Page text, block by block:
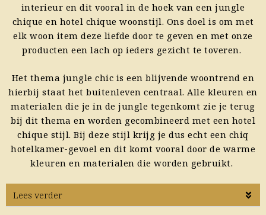
interieur en dit vooral in de hoek van een jungle
chique en hotel chique woonstijl. Ons doel is om met
elk woon item deze liefde door te geven en met onze
producten een lach op ieders gezicht te toveren.
Het thema jungle chic is een blijvende woontrend en
hierbij staat het buitenleven centraal. Alle kleuren en
materialen die je in de jungle tegenkomt zie je terug
bij dit thema en worden gecombineerd met een hotel
chique stijl. Bij deze stijl krijg je dus echt een chiq
hotelkamer-gevoel en dit komt vooral door de warme
kleuren en materialen die worden gebruikt.
Lees verder